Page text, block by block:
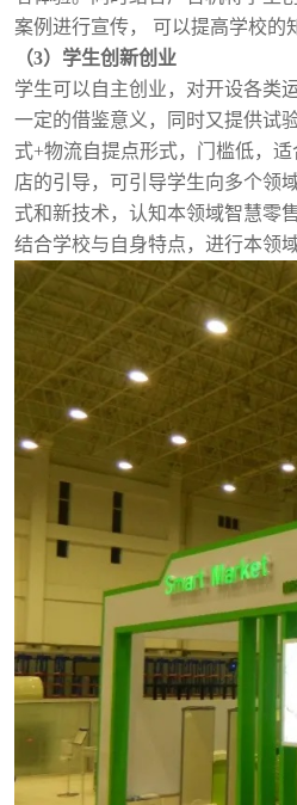
案例进行宣传， 可以提高学校的
（3）学生创新创业
学生可以自主创业，对开设各类
一定的借鉴意义，同时又提供试
式+物流自提点形式，门槛低，
店的引导，可引导学生向多个领域
式和新技术，认知本领域智慧零
结合学校与自身特点，进行本领